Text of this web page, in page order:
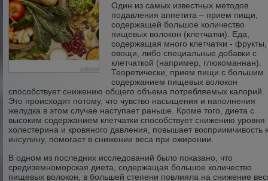
Один из самых известных методов
подавления аппетита – прием пищи,
содержащей большое количество
пищевых волокон (клетчатки). Еда,
содержащая много клетчатки - фрукты,
овощи, либо специальные добавки с
клетчаткой (например, глюкоманнан).
Теоретически, прием пищи с большим
содержанием пищевых волокон
способствует снижению общего объема потребляемых калорий.
Это происходит потому, что чувство насыщения и наполнения
желудка в этом случае наступает раньше. Кроме того, диета с
высоким содержанием клетчатки способствует снижению уровня
холестерина и кровяного давления, повышает восприимчивость
инсулину, помогает в снижении веса при ожирении.
В одном из последних исследований было показано, что
средиземноморская диета, содержащая большое количество
пищевых волокон, в большей степени повлияла на снижение